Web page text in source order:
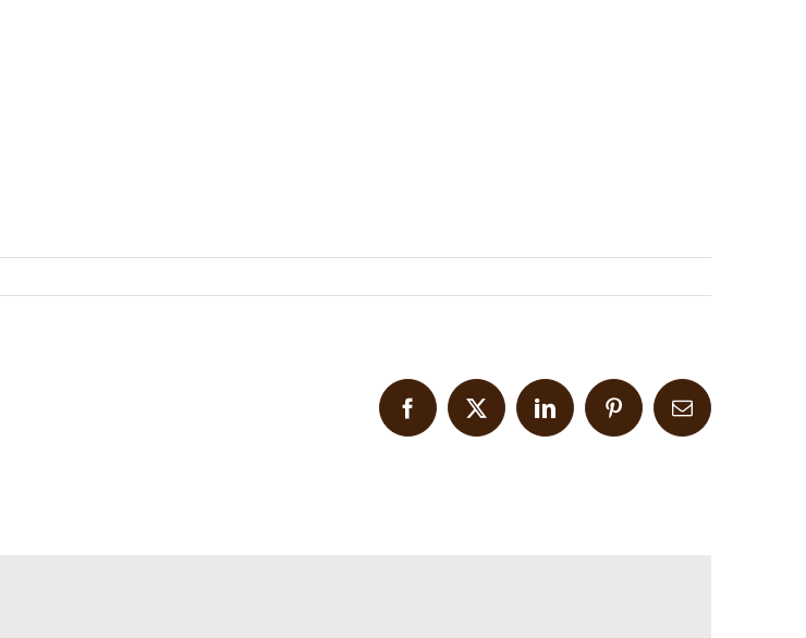
Facebook
X LinkedInPinterestEmail